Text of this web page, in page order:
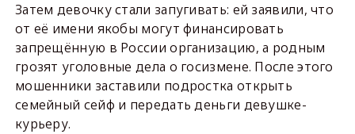
Затем девочку стали запугивать: ей заявили, что
от её имени якобы могут финансировать
запрещённую в России организацию, а родным
грозят уголовные дела о госизмене. После этого
мошенники заставили подростка открыть
семейный сейф и передать деньги девушке-
курьеру.